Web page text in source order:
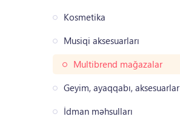
Kosmetika
Musiqi aksesuarları
Multibrend mağazalar
Geyim, ayaqqabı, aksesuarlar
İdman məhsulları